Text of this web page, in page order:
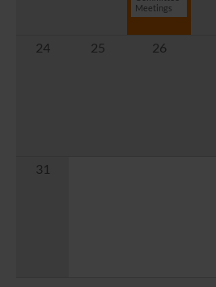
Meetings
24 25 26
31